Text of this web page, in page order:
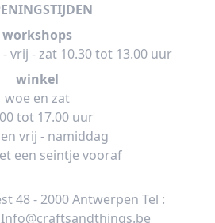
workshops
vrij - zat 10.30 tot 13.00 uur
winkel
woe en zat
tot 17.00 uur
vrij - namiddag
een seintje vooraf
48 - 2000 Antwerpen Tel :
Info@craftsandthings.be